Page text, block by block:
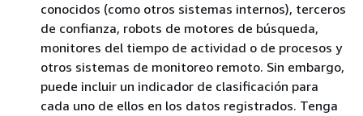
conocidos (como otros sistemas internos), terceros
de confianza, robots de motores de búsqueda,
monitores del tiempo de actividad o de procesos y
otros sistemas de monitoreo remoto. Sin embargo,
puede incluir un indicador de clasificación para
cada uno de ellos en los datos registrados. Tenga